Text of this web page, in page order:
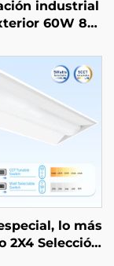
industrial
60W 80
s
pasillos y
35K/40K/50K,
de fábric
lo más
2X4 Selección